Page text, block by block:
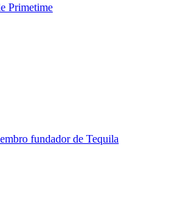
Primetime
fundador de Tequila